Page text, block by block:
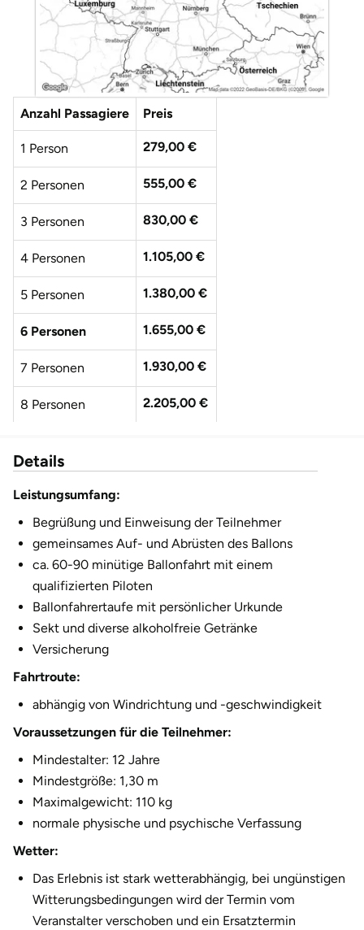
Anzahl Passagiere Preis
1 Person 279,00 €
2 Personen 555,00 €
3 Personen 830,00 €
4 Personen 1.105,00 €
5 Personen 1.380,00 €
6 Personen 1.655,00 €
7 Personen 1.930,00 €
8 Personen 2.205,00 €
2.755,00 €
11 Personen
12 Personen 3.305,00 €
Details
Leistungsumfang:
Begrüßung und Einweisung der Teilnehmer
gemeinsames Auf- und Abrüsten des Ballons
ca. 60-90 minütige Ballonfahrt mit einem
qualifizierten Piloten
Ballonfahrertaufe mit persönlicher Urkunde
Sekt und diverse alkoholfreie Getränke
Versicherung
Fahrtroute:
abhängig von Windrichtung und -geschwindigkeit
Voraussetzungen für die Teilnehmer:
Mindestalter: 12 Jahre
Mindestgröße: 1,30 m
Maximalgewicht: 110 kg
normale physische und psychische Verfassung
Wetter:
Das Erlebnis ist stark wetterabhängig, bei ungünstigen
Witterungsbedingungen wird der Termin vom
Veranstalter verschoben und ein Ersatztermin
Düsseldorf
Erfurt
Erlangen
Essen
Flensburg
Frankfurt am Main
Freiberg
Freiburg
Fulda
Fürstenfeldbruck
Geiselwind
Gelnhausen
Gera
Gersfeld
Gotha
Görlitz
Hamburg
Hanau
Hannover